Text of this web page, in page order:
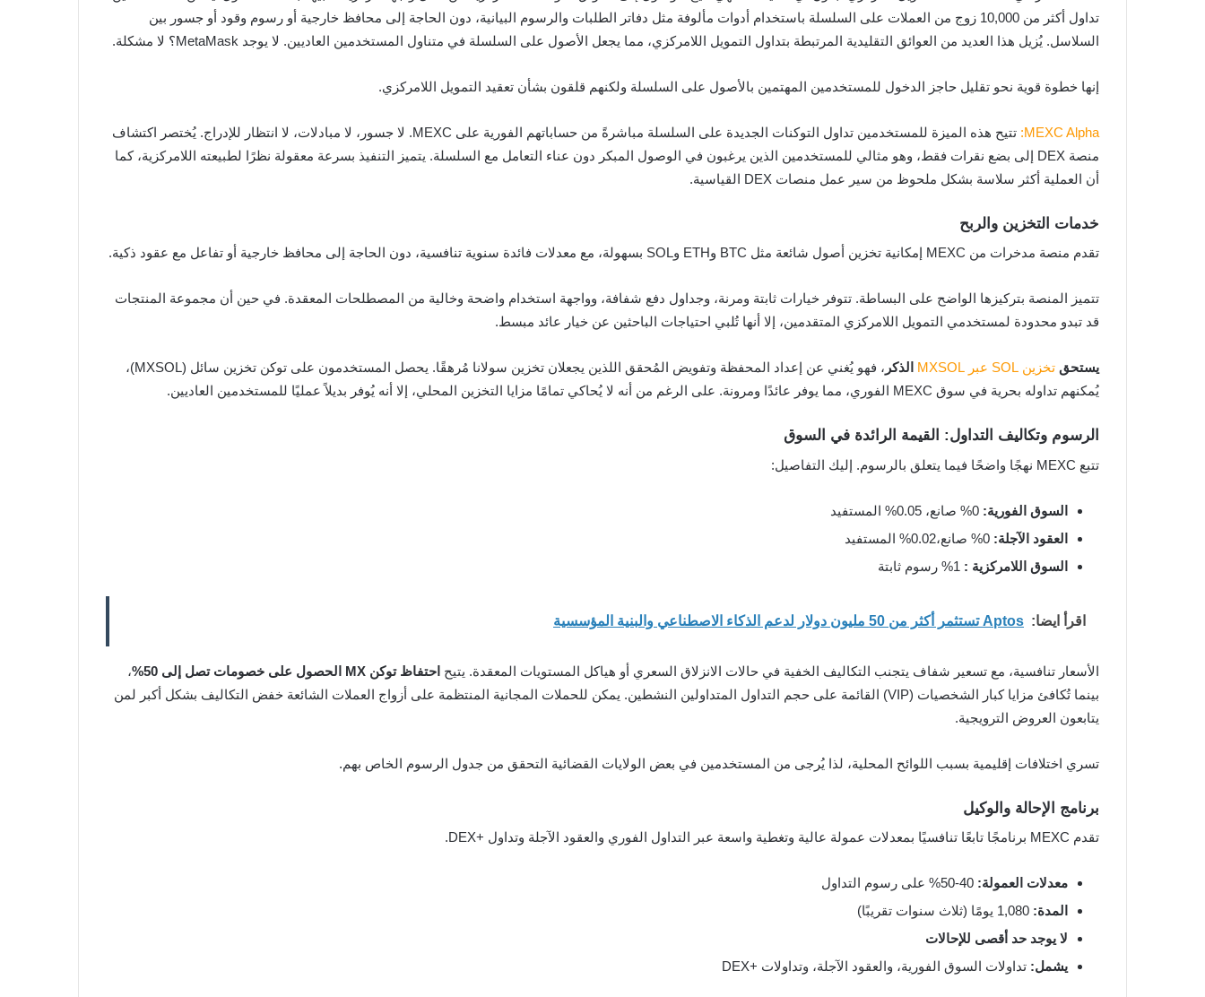
تداول أكثر من 10,000 زوج من العملات على السلسلة باستخدام أدوات مألوفة مثل دفاتر الطلبات والرسوم البيانية، دون الحاجة إلى محافظ خارجية أو رسوم وقود أو جسور بين
السلاسل. يُزيل هذا العديد من العوائق التقليدية المرتبطة بتداول التمويل اللامركزي، مما يجعل الأصول على السلسلة في متناول المستخدمين العاديين. لا يوجد MetaMask؟ لا مشكلة.
إنها خطوة قوية نحو تقليل حاجز الدخول للمستخدمين المهتمين بالأصول على السلسلة ولكنهم قلقون بشأن تعقيد التمويل اللامركزي.
MEXC Alpha:
تتيح هذه الميزة للمستخدمين تداول التوكنات الجديدة على السلسلة مباشرةً من حساباتهم الفورية على MEXC. لا جسور، لا مبادلات، لا انتظار للإدراج. يُختصر اكتشاف
منصة DEX إلى بضع نقرات فقط، وهو مثالي للمستخدمين الذين يرغبون في الوصول المبكر دون عناء التعامل مع السلسلة. يتميز التنفيذ بسرعة معقولة نظرًا لطبيعته اللامركزية، كما
أن العملية أكثر سلاسة بشكل ملحوظ من سير عمل منصات DEX القياسية.
خدمات التخزين والربح
تقدم منصة مدخرات من MEXC إمكانية تخزين أصول شائعة مثل BTC وETH وSOL بسهولة، مع معدلات فائدة سنوية تنافسية، دون الحاجة إلى محافظ خارجية أو تفاعل مع عقود ذكية.
تتميز المنصة بتركيزها الواضح على البساطة. تتوفر خيارات ثابتة ومرنة، وجداول دفع شفافة، وواجهة استخدام واضحة وخالية من المصطلحات المعقدة. في حين أن مجموعة المنتجات
قد تبدو محدودة لمستخدمي التمويل اللامركزي المتقدمين، إلا أنها تُلبي احتياجات الباحثين عن خيار عائد مبسط.
يستحق تخزين SOL عبر MXSOL الذكر
، فهو يُغني عن إعداد المحفظة وتفويض المُحقق اللذين يجعلان تخزين سولانا مُرهقًا. يحصل المستخدمون على توكن تخزين سائل (MXSOL)،
يُمكنهم تداوله بحرية في سوق MEXC الفوري، مما يوفر عائدًا ومرونة. على الرغم من أنه لا يُحاكي تمامًا مزايا التخزين المحلي، إلا أنه يُوفر بديلاً عمليًا للمستخدمين العاديين.
الرسوم وتكاليف التداول: القيمة الرائدة في السوق
تتبع MEXC نهجًا واضحًا فيما يتعلق بالرسوم. إليك التفاصيل:
السوق الفورية:
العقود الآجلة:
السوق اللامركزية : 1% رسوم ثابتة
اقرأ ايضا: Aptos تستثمر أكثر من 50 مليون دولار لدعم الذكاء الاصطناعي والبنية المؤسسية
الأسعار تنافسية، مع تسعير شفاف يتجنب التكاليف الخفية في حالات الانزلاق السعري أو هياكل المستويات المعقدة. يتيح احتفاظ توكن MX الحصول على خصومات تصل إلى 50%
،
بينما تُكافئ مزايا كبار الشخصيات (VIP) القائمة على حجم التداول المتداولين النشطين. يمكن للحملات المجانية المنتظمة على أزواج العملات الشائعة خفض التكاليف بشكل أكبر لمن
يتابعون العروض الترويجية.
تسري اختلافات إقليمية بسبب اللوائح المحلية، لذا يُرجى من المستخدمين في بعض الولايات القضائية التحقق من جدول الرسوم الخاص بهم.
برنامج الإحالة والوكيل
تقدم MEXC برنامجًا تابعًا تنافسيًا بمعدلات عمولة عالية وتغطية واسعة عبر التداول الفوري والعقود الآجلة وتداول +DEX.
معدلات العمولة:
المدة:
لا يوجد حد أقصى للإحالات
يشمل: تداولات السوق الفورية، والعقود الآجلة، وتداولات +DEX